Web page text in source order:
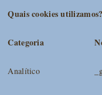
Quais cookies utilizamos?
Categoria
Analítico